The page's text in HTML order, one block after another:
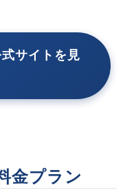
サイトを見
金プラン